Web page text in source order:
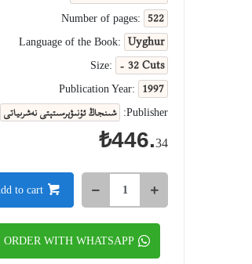
Number of pages: 522
Language of the Book: Uyghur
Size: - 32 Cuts
Publication Year: 1997
Publisher: شىنجاڭ ئۇنىۋېرسىتېتى نەشرىياتى
₺446.34
to cart
ORDER WITH WHATSAPP